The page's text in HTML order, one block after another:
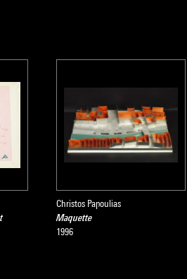
Christos Papoulias
Maquette
1996